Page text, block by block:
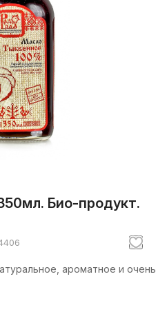
Био-продукт.
ароматное и очень